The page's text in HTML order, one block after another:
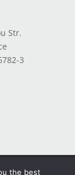
Str.
3
Sheets
the best